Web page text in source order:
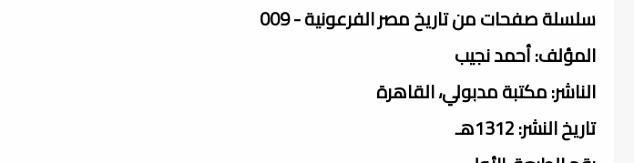
سلسلة صفحات من تاريخ مصر الفرعونية - 009
المؤلف: أحمد نجيب
الناشر: مكتبة مدبولي، القاهرة
تاريخ النشر: 1312هـ